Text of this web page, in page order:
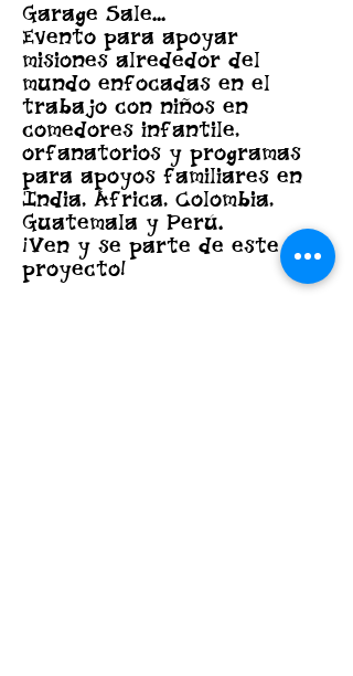
Garage Sale...
Evento para apoyar
misiones alrededor del
mundo enfocadas en el
trabajo con niños en
comedores infantile,
orfanatorios y programas
para apoyos familiares en
India, África, Colombia,
Guatemala y Perú.
¡Ven y se parte de este
proyecto!